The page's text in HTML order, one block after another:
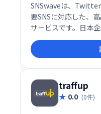
SNSwaveは、
要SNSに対応した、
サービスです。日本
遵守しているのでア
ん。ワンクリックで
ーを増やし、アカウ
れます。人気No.1サ
しょう！traffup
0.0 (0件)